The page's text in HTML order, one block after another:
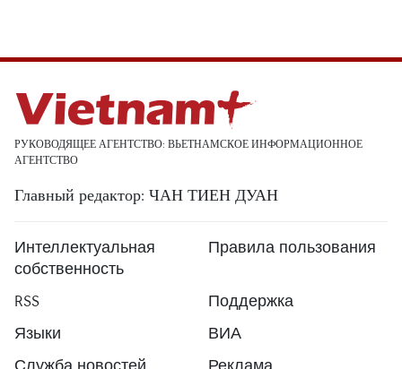
РУКОВОДЯЩЕЕ АГЕНТСТВО: ВЬЕТНАМСКОЕ ИНФОРМАЦИОННОЕ
АГЕНТСТВО
Главный редактор: ЧАН ТИЕН ДУАН
Интеллектуальная
собственность
Правила пользования
RSS
Поддержка
Языки
ВИА
Служба новостей
Реклама